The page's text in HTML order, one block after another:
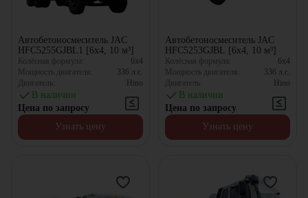
Автобетоносмеситель JAC
HFC5255GJBL1 [6x4, 10 м³]
Колёсная формула:
6x4
Мощность двигателя:
336 л.с.
Двигатель:
Hino
В наличии
Цена по запросу
Узнать цену
Автобетоносмеситель JAC
HFC5253GJBL [6x4, 10 м³]
Колёсная формула:
6x4
Мощность двигателя:
336 л.с.
Двигатель:
Hino
В наличии
Цена по запросу
Узнать цену